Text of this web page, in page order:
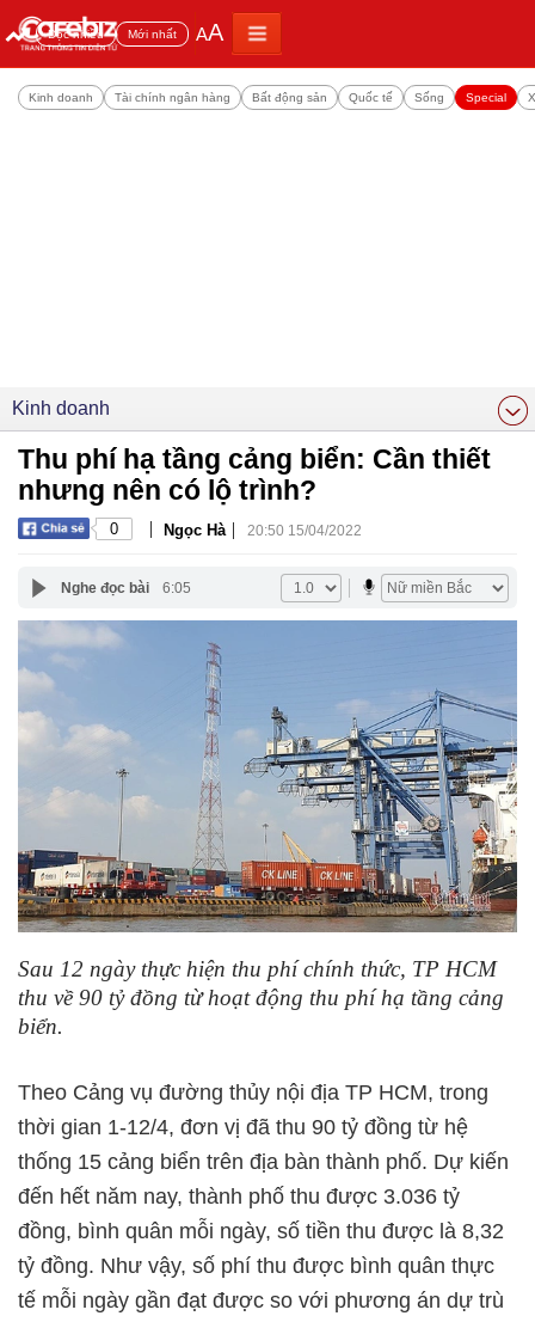
Đọc nhiều Mới nhất AA
Kinh doanh Tài chính ngân hàng Bất động sản Quốc tế Sống Special
Kinh doanh
Thu phí hạ tầng cảng biển: Cần thiết
nhưng nên có lộ trình?
0 | Ngọc Hà | 20:50 15/04/2022
Nghe đọc bài 6:05
Sau 12 ngày thực hiện thu phí chính thức, TP HCM
thu về 90 tỷ đồng từ hoạt động thu phí hạ tầng cảng
biển.
Theo Cảng vụ đường thủy nội địa TP HCM, trong
thời gian 1-12/4, đơn vị đã thu 90 tỷ đồng từ hệ
thống 15 cảng biển trên địa bàn thành phố. Dự kiến
đến hết năm nay, thành phố thu được 3.036 tỷ
đồng, bình quân mỗi ngày, số tiền thu được là 8,32
tỷ đồng. Như vậy, số phí thu được bình quân thực
tế mỗi ngày gần đạt được so với phương án dự trù